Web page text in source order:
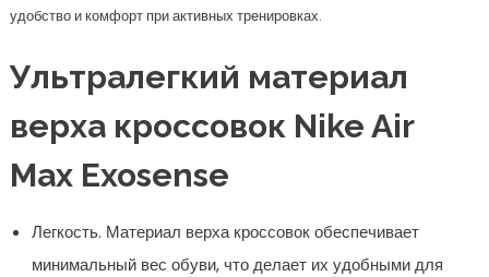
удобство и комфорт при активных тренировках.
Ультралегкий материал
верха кроссовок Nike Air
Max Exosense
Легкость. Материал верха кроссовок обеспечивает
минимальный вес обуви, что делает их удобными для